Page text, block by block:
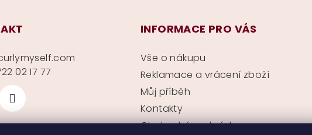
02 17 77
INFORMACE PRO VÁS
Vše o nákupu
Reklamace a vrácení zboží
Můj příběh
Kontakty
Obchodní podmínky